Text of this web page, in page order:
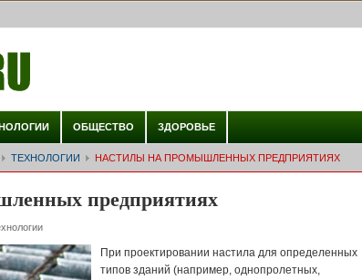
ОБЩЕСТВО ЗДОРОВЬЕ
ТЕХНОЛОГИИ НАСТИЛЫ НА ПРОМЫШЛЕННЫХ ПРЕДПРИЯТИЯХ
предприятиях
При проектировании настила для определенных
типов зданий (например, однопролетных,